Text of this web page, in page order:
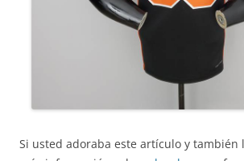
Si usted adoraba este artículo y